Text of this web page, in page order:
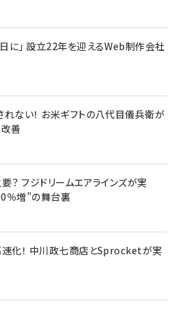
に」 設立22年を迎えるWeb制作会社
ない！ お米ギフトの八代目儀兵衛が
善
？ フジドリームエアラインズが実
％増”の舞台裏
化！ 中川政七商店とSprocketが実